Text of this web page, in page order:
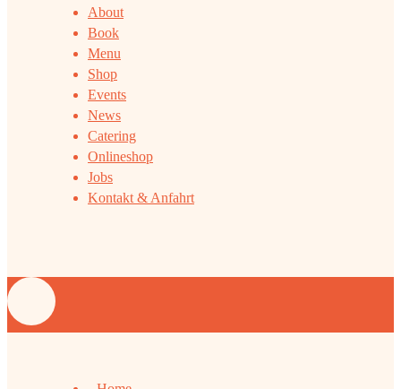
About
Book
Menu
Shop
Events
News
Catering
Onlineshop
Jobs
Kontakt & Anfahrt